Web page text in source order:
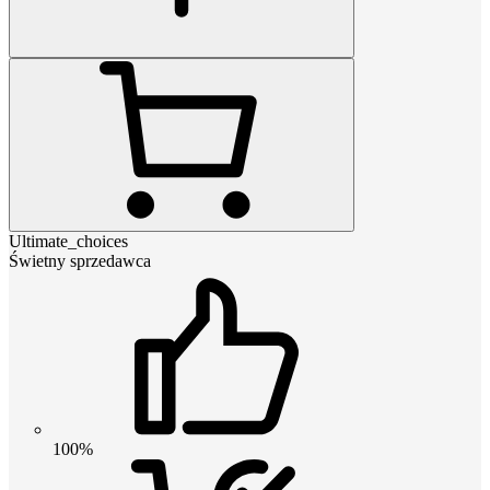
Ultimate_choices
Świetny sprzedawca
100%